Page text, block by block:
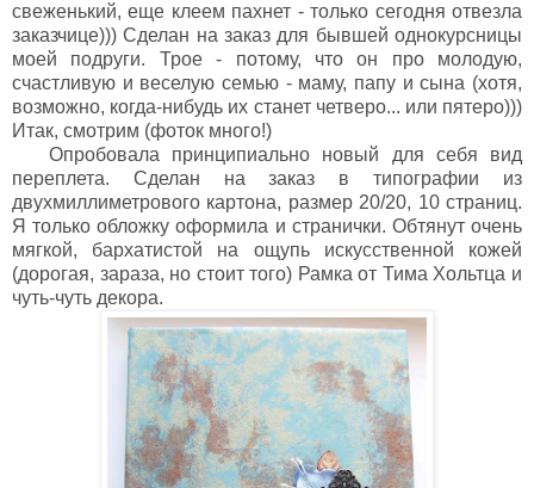
свеженький, еще клеем пахнет - только сегодня отвезла
заказчице))) Сделан на заказ для бывшей однокурсницы
моей подруги. Трое - потому, что он про молодую,
счастливую и веселую семью - маму, папу и сына (хотя,
возможно, когда-нибудь их станет четверо... или пятеро)))
Итак, смотрим (фоток много!)
Опробовала принципиально новый для себя вид
переплета. Сделан на заказ в типографии из
двухмиллиметрового картона, размер 20/20, 10 страниц.
Я только обложку оформила и странички. Обтянут очень
мягкой, бархатистой на ощупь искусственной кожей
(дорогая, зараза, но стоит того) Рамка от Тима Хольтца и
чуть-чуть декора.